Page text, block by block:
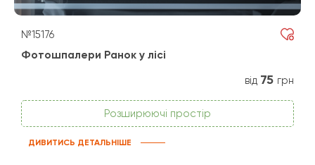
№15176
Фотошпалери Ранок у лісі
від 75 грн
Розширюючі простір
ДИВИТИСЬ ДЕТАЛЬНІШЕ